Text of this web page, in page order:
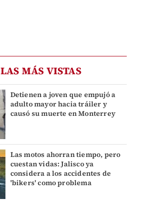
LAS MÁS VISTAS
Detienen a joven que empujó a
adulto mayor hacia tráiler y
causó su muerte en Monterrey
Las motos ahorran tiempo, pero
cuestan vidas: Jalisco ya
considera a los accidentes de
'bikers' como problema